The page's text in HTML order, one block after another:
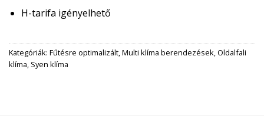
H-tarifa igényelhető
Kategóriák: Fűtésre optimalizált Multi klíma berendezések Oldalfali
klíma Syen klíma